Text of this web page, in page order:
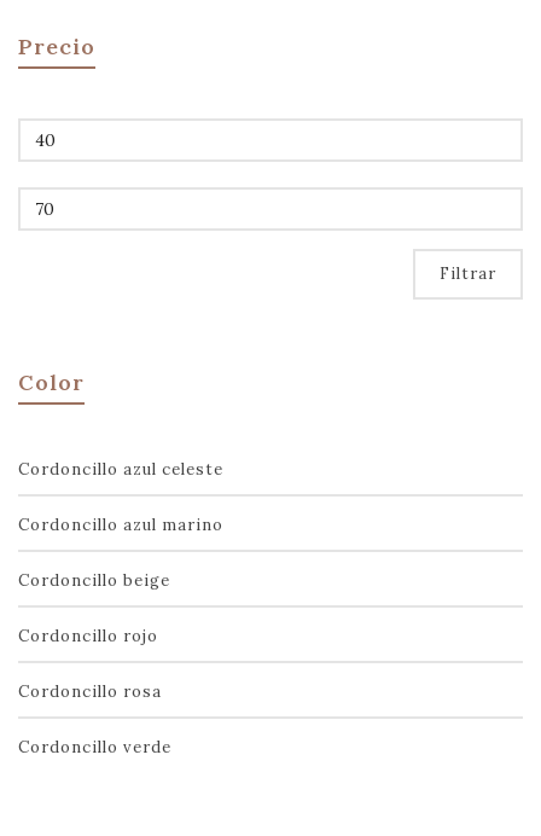
Precio
Precio
mínimo
Precio
máximo
Filtrar
Color
Cordoncillo azul celeste
Cordoncillo azul marino
Cordoncillo beige
Cordoncillo rojo
Cordoncillo rosa
Cordoncillo verde